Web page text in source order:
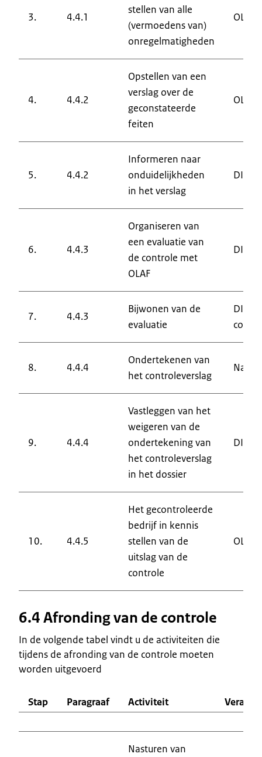
3. 4.4.1
stellen van alle
(vermoedens van)
onregelmatigheden
OLAF
4. 4.4.2
Opstellen van een
verslag over de
geconstateerde
feiten
OLAF
5. 4.4.2
Informeren naar
onduidelijkheden
in het verslag
DIC
6. 4.4.3
Organiseren van
een evaluatie van
de controle met
OLAF
DIC
7. 4.4.3
Bijwonen van de
evaluatie
DIC
8. 4.4.4
Ondertekenen van
het controleverslag
9. 4.4.4
Vastleggen van het
weigeren van de
ondertekening van
het controleverslag
in het dossier
DIC
10. 4.4.5
Het gecontroleerde
bedrijf in kennis
stellen van de
uitslag van de
controle
OLAF
6.4 Afronding van de controle
In de volgende tabel vindt u de activiteiten die
tijdens de afronding van de controle moeten
worden uitgevoerd
Stap Paragraaf Activiteit
Nasturen van